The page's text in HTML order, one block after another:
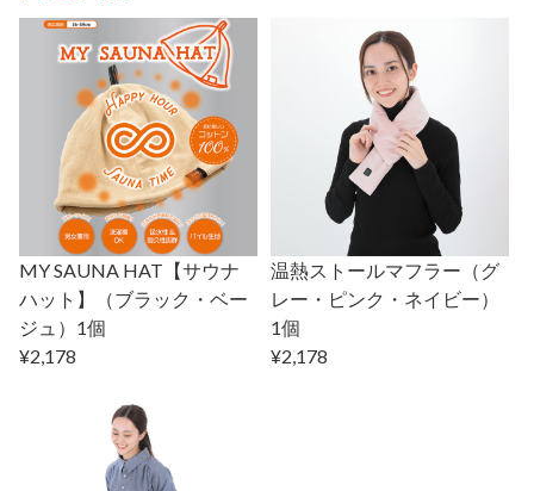
MY SAUNA HAT【サウナ
ハット】（ブラック・ベー
ジュ）1個
¥2,178
温熱ストールマフラー（グ
レー・ピンク・ネイビー）
1個
¥2,178